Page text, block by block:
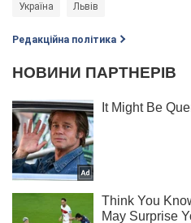
Україна Львів
Редакційна політика